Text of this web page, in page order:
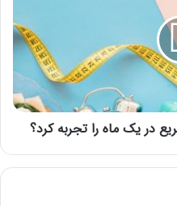
در یک ماه را تجربه کرد؟